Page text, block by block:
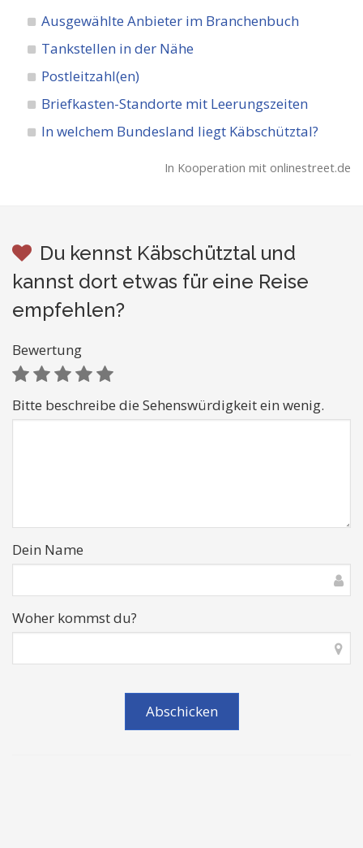
Ausgewählte Anbieter im Branchenbuch
Tankstellen in der Nähe
Postleitzahl(en)
Briefkasten-Standorte mit Leerungszeiten
In welchem Bundesland liegt Käbschütztal?
In Kooperation mit onlinestreet.de
Du kennst Käbschütztal und
kannst dort etwas für eine Reise
empfehlen?
Bewertung
Bitte beschreibe die Sehenswürdigkeit ein wenig.
Dein Name
Woher kommst du?